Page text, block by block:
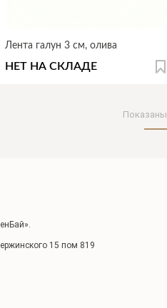
Лента галун 3 см, олива
НЕТ НА СКЛАДЕ
Показаны
15 пом 819